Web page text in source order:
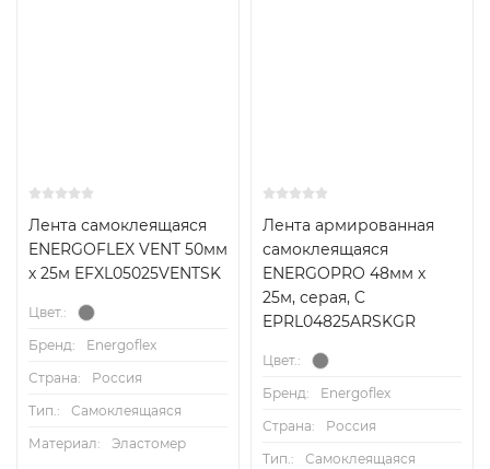
Лента самоклеящаяся
ENERGOFLEX VENT 50мм
х 25м EFXL05025VENTSK
Цвет.:
Бренд:
Energoflex
Страна:
Россия
Тип.:
Самоклеящаяся
Материал:
Эластомер
Лента армированная
самоклеящаяся
ENERGOPRO 48мм х
25м, серая, C
EPRL04825ARSKGR
Цвет.:
Бренд:
Energoflex
Страна:
Россия
Тип.:
Самоклеящаяся